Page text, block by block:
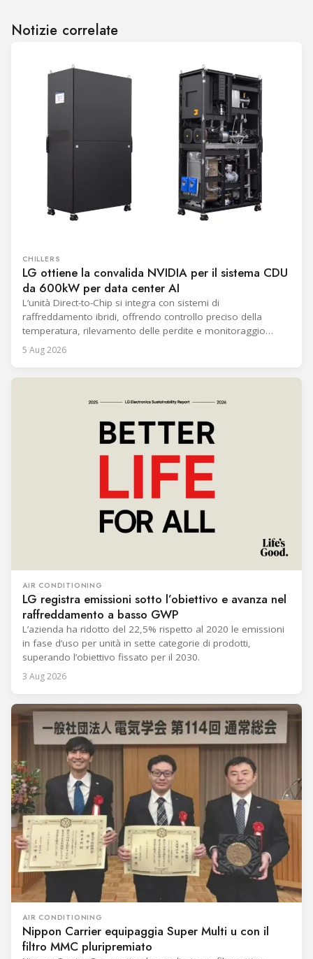
Notizie correlate
CHILLERS
LG ottiene la convalida NVIDIA per il sistema CDU
da 600kW per data center AI
L’unità Direct-to-Chip si integra con sistemi di
raffreddamento ibridi, offrendo controllo preciso della
temperatura, rilevamento delle perdite e monitoraggio
centralizzato.
5 Aug 2026
AIR CONDITIONING
LG registra emissioni sotto l’obiettivo e avanza nel
raffreddamento a basso GWP
L’azienda ha ridotto del 22,5% rispetto al 2020 le emissioni
in fase d’uso per unità in sette categorie di prodotti,
superando l’obiettivo fissato per il 2030.
3 Aug 2026
AIR CONDITIONING
Nippon Carrier equipaggia Super Multi u con il
filtro MMC pluripremiato